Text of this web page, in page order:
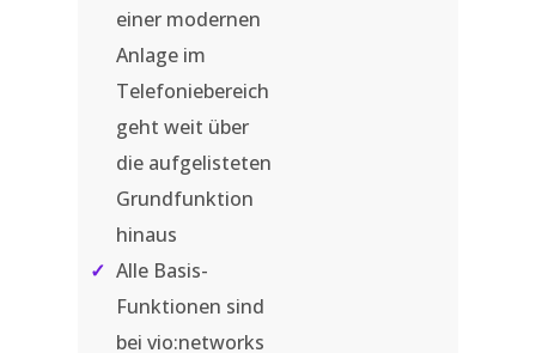
einer modernen
Anlage im
Telefoniebereich
geht weit über
die aufgelisteten
Grundfunktion
hinaus
✓ Alle Basis-
Funktionen sind
bei vio:networks